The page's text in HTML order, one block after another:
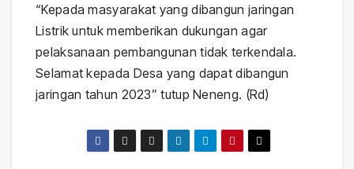
“Kepada masyarakat yang dibangun jaringan
Listrik untuk memberikan dukungan agar
pelaksanaan pembangunan tidak terkendala.
Selamat kepada Desa yang dapat dibangun
jaringan tahun 2023” tutup Neneng. (Rd)